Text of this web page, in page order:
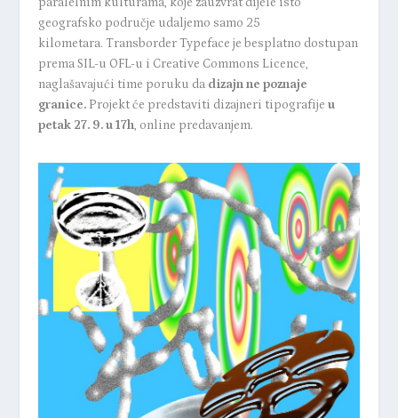
geografsko područje udaljemo samo 25
kilometara. Transborder Typeface je besplatno dostupan
prema SIL-u OFL-u i Creative Commons Licence,
naglašavajući time poruku da dizajn ne poznaje
granice. Projekt će predstaviti dizajneri tipografije u
petak 27. 9. u 17h, online predavanjem.